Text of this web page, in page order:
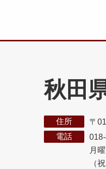
秋田
住所
〒
電話
月
（